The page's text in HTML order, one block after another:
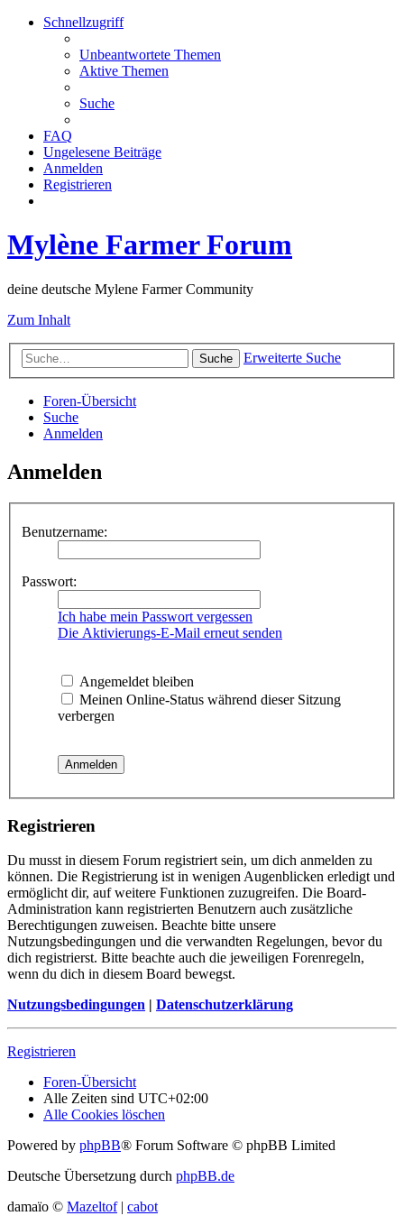
Schnellzugriff
Unbeantwortete Themen
Aktive Themen
Suche
FAQ
Ungelesene Beiträge
Anmelden
Registrieren
Mylène Farmer Forum
deine deutsche Mylene Farmer Community
Zum Inhalt
Suche Erweiterte Suche
Foren-Übersicht
Suche
Anmelden
Anmelden
Benutzername:
Passwort:
Ich habe mein Passwort vergessen
Die Aktivierungs-E-Mail erneut senden
Angemeldet bleiben
Meinen Online-Status während dieser Sitzung
verbergen
Registrieren
Du musst in diesem Forum registriert sein, um dich anmelden zu
können. Die Registrierung ist in wenigen Augenblicken erledigt und
ermöglicht dir, auf weitere Funktionen zuzugreifen. Die Board-
Administration kann registrierten Benutzern auch zusätzliche
Berechtigungen zuweisen. Beachte bitte unsere
Nutzungsbedingungen und die verwandten Regelungen, bevor du
dich registrierst. Bitte beachte auch die jeweiligen Forenregeln,
wenn du dich in diesem Board bewegst.
Nutzungsbedingungen | Datenschutzerklärung
Registrieren
Foren-Übersicht
Alle Zeiten sind UTC+02:00
Alle Cookies löschen
Powered by phpBB® Forum Software © phpBB Limited
Deutsche Übersetzung durch phpBB.de
damaïo © Mazeltof| cabot